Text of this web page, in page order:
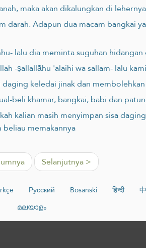
maka akan dikalungkan di
darah. Adapun dua macam bangkai
lalu dia meminta suguhan
-ṣallallāhu 'alaihi wa sallam- lalu
keledai jinak dan
beli khamar, bangkai, babi dan
kalian masih menyimpan sisa
memakannya
Selanjutnya >
Русский Bosanski हिन्दी
മലയാളം